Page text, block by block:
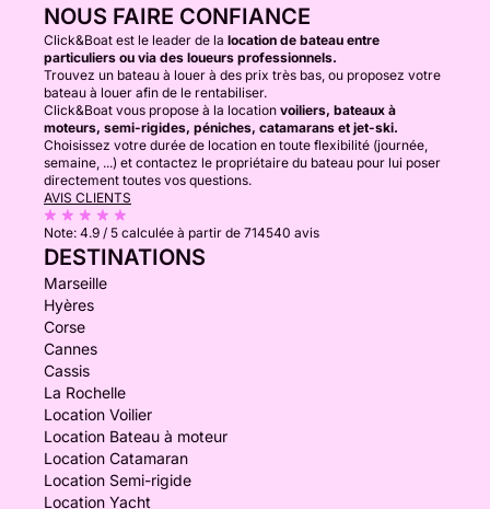
NOUS FAIRE CONFIANCE
Click&Boat est le leader de la location de bateau entre
particuliers ou via des loueurs professionnels.
Trouvez un bateau à louer à des prix très bas, ou proposez votre
bateau à louer afin de le rentabiliser.
Click&Boat vous propose à la location voiliers, bateaux à
moteurs, semi-rigides, péniches, catamarans et jet-ski.
Choisissez votre durée de location en toute flexibilité (journée,
semaine, ...) et contactez le propriétaire du bateau pour lui poser
directement toutes vos questions.
AVIS CLIENTS
Note: 4.9 / 5 calculée à partir de 714540 avis
DESTINATIONS
Marseille
Hyères
Corse
Cannes
Cassis
La Rochelle
Location Voilier
Location Bateau à moteur
Location Catamaran
Location Semi-rigide
Location Yacht